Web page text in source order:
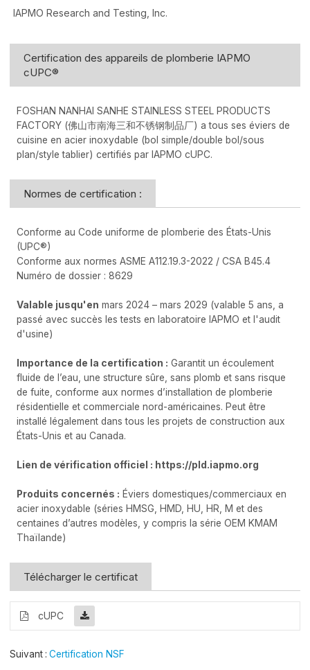
IAPMO Research and Testing, Inc.
Certification des appareils de plomberie IAPMO
cUPC®
FOSHAN NANHAI SANHE STAINLESS STEEL PRODUCTS
FACTORY (佛山市南海三和不锈钢制品厂) a tous ses éviers de
cuisine en acier inoxydable (bol simple/double bol/sous
plan/style tablier) certifiés par IAPMO cUPC.
Normes de certification :
Conforme au Code uniforme de plomberie des États-Unis
(UPC®)
Conforme aux normes ASME A112.19.3-2022 / CSA B45.4
Numéro de dossier : 8629
Valable jusqu'en mars 2024 – mars 2029 (valable 5 ans, a
passé avec succès les tests en laboratoire IAPMO et l'audit
d'usine)
Importance de la certification : Garantit un écoulement
fluide de l’eau, une structure sûre, sans plomb et sans risque
de fuite, conforme aux normes d’installation de plomberie
résidentielle et commerciale nord-américaines. Peut être
installé légalement dans tous les projets de construction aux
États-Unis et au Canada.
Lien de vérification officiel : https://pld.iapmo.org
Produits concernés : Éviers domestiques/commerciaux en
acier inoxydable (séries HMSG, HMD, HU, HR, M et des
centaines d’autres modèles, y compris la série OEM KMAM
Thaïlande)
Télécharger le certificat
cUPC
Suivant Certification NSF